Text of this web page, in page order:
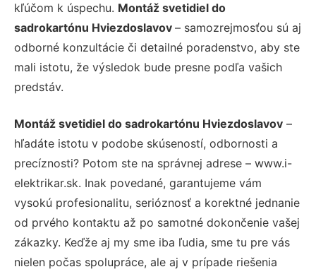
kľúčom k úspechu. Montáž svetidiel do
sadrokartónu Hviezdoslavov – samozrejmosťou sú aj
odborné konzultácie či detailné poradenstvo, aby ste
mali istotu, že výsledok bude presne podľa vašich
predstáv.
Montáž svetidiel do sadrokartónu Hviezdoslavov –
hľadáte istotu v podobe skúseností, odbornosti a
precíznosti? Potom ste na správnej adrese – www.i-
elektrikar.sk. Inak povedané, garantujeme vám
vysokú profesionalitu, serióznosť a korektné jednanie
od prvého kontaktu až po samotné dokončenie vašej
zákazky. Keďže aj my sme iba ľudia, sme tu pre vás
nielen počas spolupráce, ale aj v prípade riešenia